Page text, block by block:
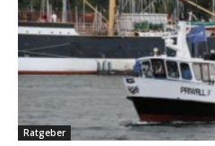
Ratgeber